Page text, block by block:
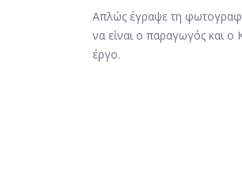
Απλώς έγραψε τη
να είναι ο παραγωγός και ο
έργο.